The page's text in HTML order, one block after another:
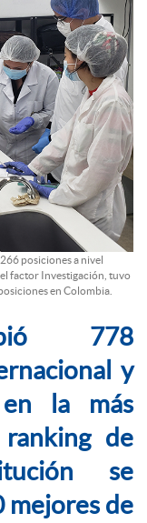
posiciones a nivel
factor Investigación, tuvo
en Colombia.
778
y
la más
de
se
mejores de